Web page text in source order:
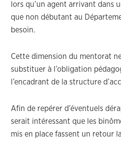
lors qu’un agent arrivant dans
que non débutant au
besoin.
Cette dimension du mentorat
substituer à l’obligation
l’encadrant de la structure
Afin de repérer d’éventuels
serait intéressant que les
mis en place fassent un retour